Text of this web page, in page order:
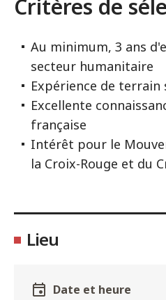
Critères de
Au minimum, 3 ans
secteur humanitaire
Expérience de terrain
Excellente
française
Intérêt pour le
la Croix-Rouge et du
Lieu
Date et heure